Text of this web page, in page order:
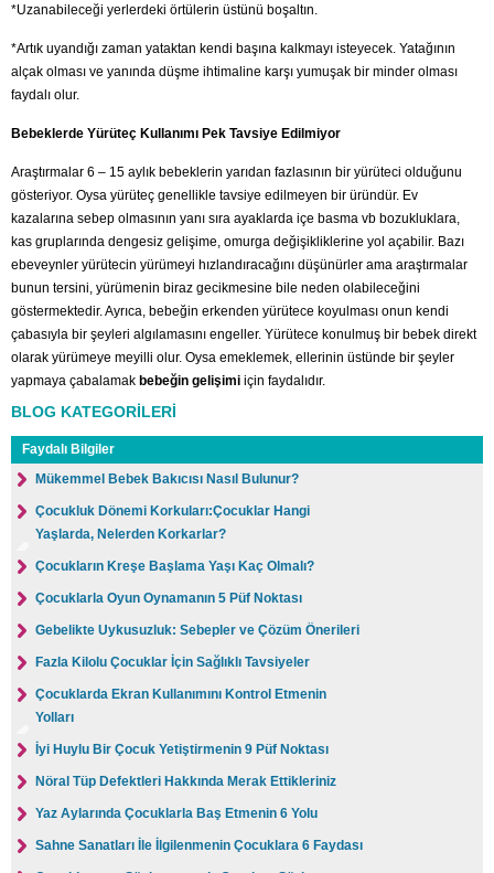
*Uzanabileceği yerlerdeki örtülerin üstünü boşaltın.
*Artık uyandığı zaman yataktan kendi başına kalkmayı isteyecek. Yatağının
alçak olması ve yanında düşme ihtimaline karşı yumuşak bir minder olması
faydalı olur.
Bebeklerde Yürüteç Kullanımı Pek Tavsiye Edilmiyor
Araştırmalar 6 – 15 aylık bebeklerin yarıdan fazlasının bir yürüteci olduğunu
gösteriyor. Oysa yürüteç genellikle tavsiye edilmeyen bir üründür. Ev
kazalarına sebep olmasının yanı sıra ayaklarda içe basma vb bozukluklara,
kas gruplarında dengesiz gelişime, omurga değişikliklerine yol açabilir. Bazı
ebeveynler yürütecin yürümeyi hızlandıracağını düşünürler ama araştırmalar
bunun tersini, yürümenin biraz gecikmesine bile neden olabileceğini
göstermektedir. Ayrıca, bebeğin erkenden yürütece koyulması onun kendi
çabasıyla bir şeyleri algılamasını engeller. Yürütece konulmuş bir bebek direkt
olarak yürümeye meyilli olur. Oysa emeklemek, ellerinin üstünde bir şeyler
yapmaya çabalamak bebeğin gelişimi için faydalıdır.
BLOG KATEGORİLERİ
Faydalı Bilgiler
Mükemmel Bebek Bakıcısı Nasıl Bulunur?
Çocukluk Dönemi Korkuları:Çocuklar Hangi
Yaşlarda, Nelerden Korkarlar?
Çocukların Kreşe Başlama Yaşı Kaç Olmalı?
Çocuklarla Oyun Oynamanın 5 Püf Noktası
Gebelikte Uykusuzluk: Sebepler ve Çözüm Önerileri
Fazla Kilolu Çocuklar İçin Sağlıklı Tavsiyeler
Çocuklarda Ekran Kullanımını Kontrol Etmenin
Yolları
İyi Huylu Bir Çocuk Yetiştirmenin 9 Püf Noktası
Nöral Tüp Defektleri Hakkında Merak Ettikleriniz
Yaz Aylarında Çocuklarla Baş Etmenin 6 Yolu
Sahne Sanatları İle İlgilenmenin Çocuklara 6 Faydası